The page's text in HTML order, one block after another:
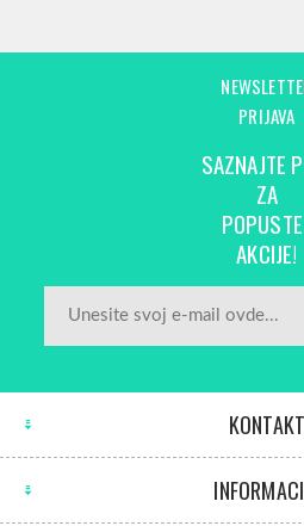
PRIJAVA
SAZNAJTE
ZA
AKCIJE!
KONTAKT